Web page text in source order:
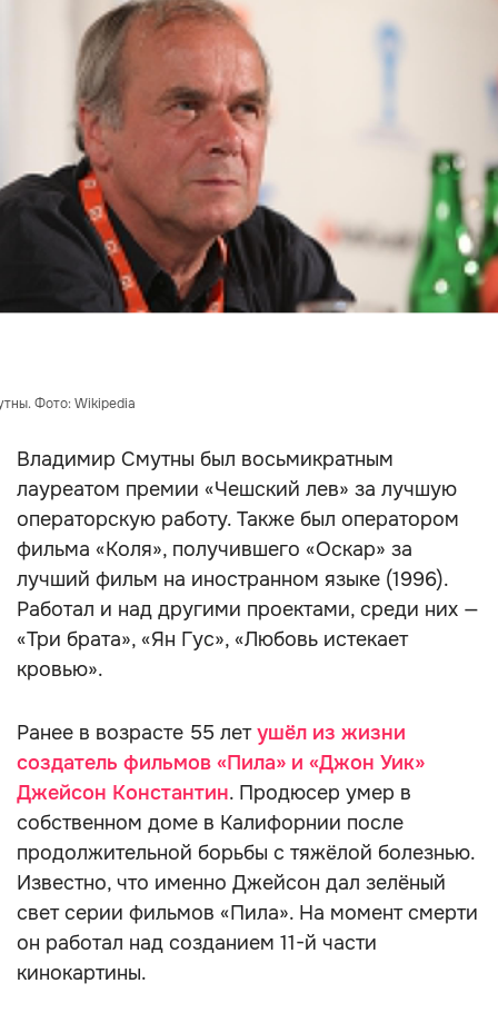
Фото: Wikipedia
Владимир Смутны был восьмикратным
лауреатом премии «Чешский лев» за лучшую
операторскую работу. Также был оператором
фильма «Коля», получившего «Оскар» за
лучший фильм на иностранном языке (1996).
Работал и над другими проектами, среди них —
«Три брата», «Ян Гус», «Любовь истекает
кровью».
Ранее в возрасте 55 летушёл из жизни
создатель фильмов «Пила» и «Джон Уик»
Джейсон Константин. Продюсер умер в
собственном доме в Калифорнии после
продолжительной борьбы с тяжёлой болезнью.
Известно, что именно Джейсон дал зелёный
свет серии фильмов «Пила». На момент смерти
он работал над созданием 11-й части
кинокартины.